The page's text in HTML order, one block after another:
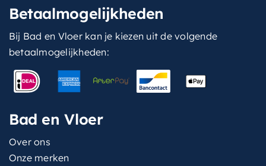
Betaalmogelijkheden
Bij Bad en Vloer kan je kiezen uit de volgende
betaalmogelijkheden:
Bad en Vloer
Over ons
Onze merken